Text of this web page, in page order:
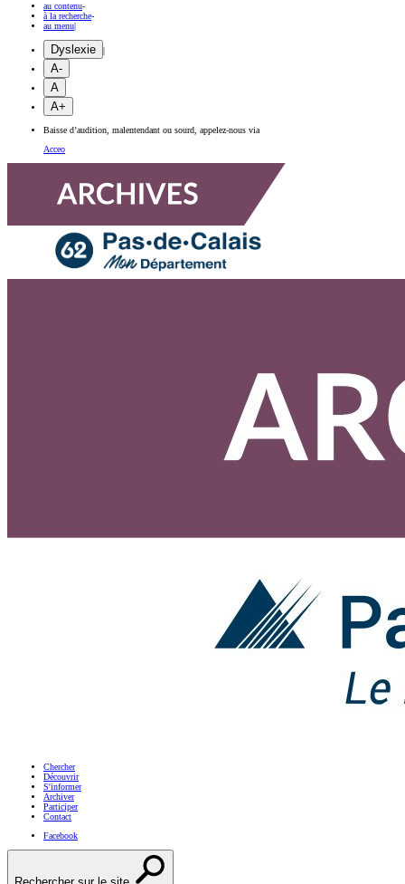
au contenu-
à la recherche-
au menu|
Dyslexie |
A-
A
A+
Baisse d’audition, malentendant ou sourd, appelez-nous via
Acceo
Chercher
Découvrir
S'informer
Archiver
Participer
Contact
Facebook